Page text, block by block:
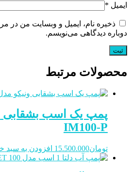
ایمیل *
ذخیره نام، ایمیل و وبسایت من در
دوباره دیدگاهی می‌نویسم.
محصولات مرتبط
پمپ یک اسب بشقابی
IM100-P
تومان15.500.000 افزودن به سبد